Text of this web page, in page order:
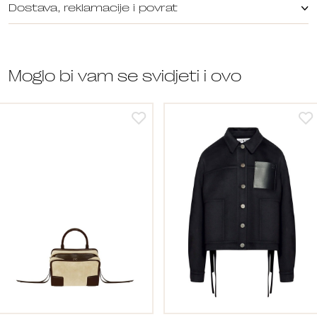
Dostava, reklamacije i povrat
Moglo bi vam se svidjeti i ovo